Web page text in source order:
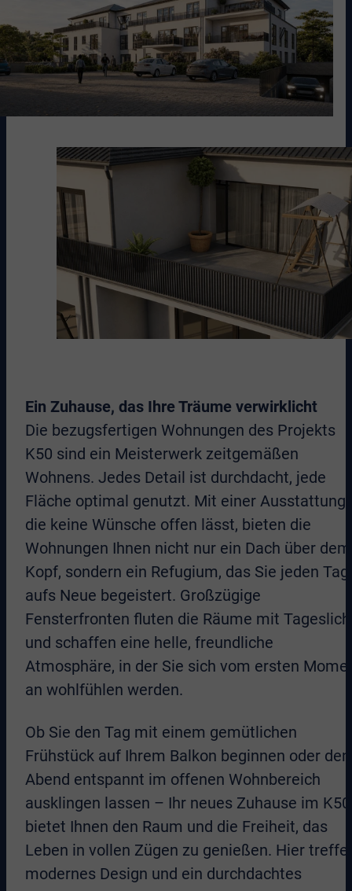
Ein Zuhause, das Ihre Träume verwirklicht
Die bezugsfertigen Wohnungen des Projekts
K50 sind ein Meisterwerk zeitgemäßen
Wohnens. Jedes Detail ist durchdacht, jede
Fläche optimal genutzt. Mit einer Ausstattung,
die keine Wünsche offen lässt, bieten die
Wohnungen Ihnen nicht nur ein Dach über dem
Kopf, sondern ein Refugium, das Sie jeden Tag
aufs Neue begeistert. Großzügige
Fensterfronten fluten die Räume mit
und schaffen eine helle, freundliche
Atmosphäre, in der Sie sich vom ersten
an wohlfühlen werden.
Ob Sie den Tag mit einem gemütlichen
Frühstück auf Ihrem Balkon beginnen oder den
Abend entspannt im offenen Wohnbereich
ausklingen lassen – Ihr neues Zuhause im K50
bietet Ihnen den Raum und die Freiheit, das
Leben in vollen Zügen zu genießen. Hier
modernes Design und ein durchdachtes